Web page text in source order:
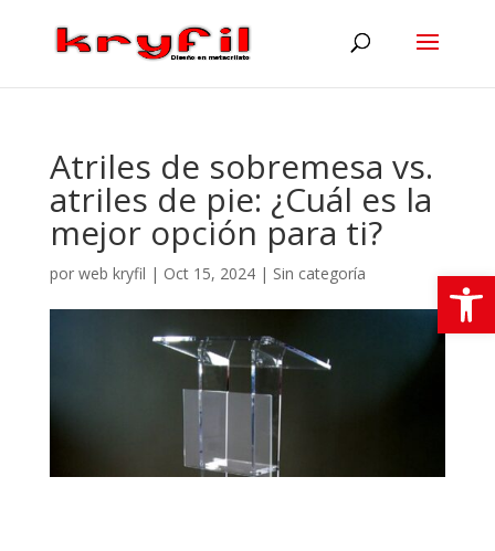
Atriles de sobremesa vs.
atriles de pie: ¿Cuál es la
mejor opción para ti?
por web kryfil | Oct 15, 2024| Sin categoría